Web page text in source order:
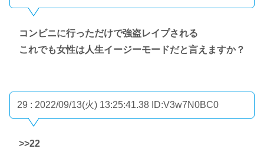
コンビニに行っただけで強盗レイプされる
これでも女性は人生イージーモードだと言えますか？
29 : 2022/09/13(火) 13:25:41.38 ID:V3w7N0BC0
>>22